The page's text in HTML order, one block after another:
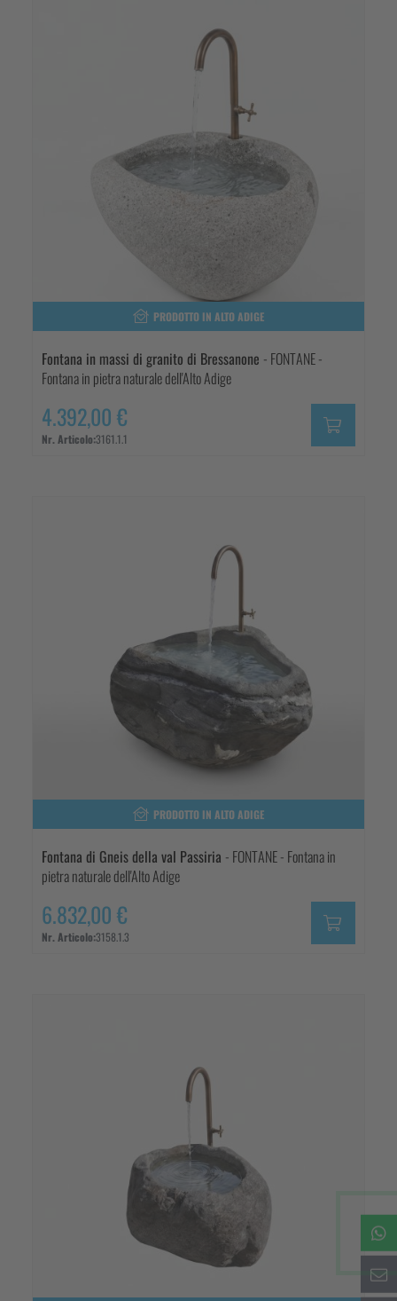
PRODOTTO IN ALTO ADIGE
Fontana in massi di granito di Bressanone - FONTANE -
Fontana in pietra naturale dell'Alto Adige
4.392,00 €
Nr. Articolo:3161.1.1
PRODOTTO IN ALTO ADIGE
Fontana di Gneis della val Passiria - FONTANE - Fontana in
pietra naturale dell'Alto Adige
6.832,00 €
Nr. Articolo:3158.1.3